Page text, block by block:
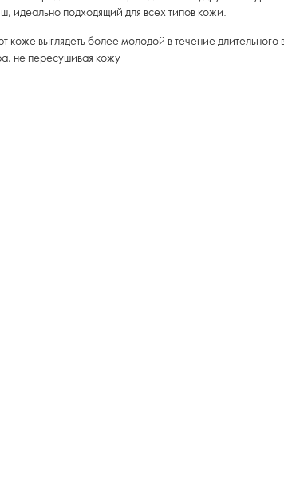
идеально подходящий для всех типов кожи.
выглядеть более молодой в течение длительного
не пересушивая кожу